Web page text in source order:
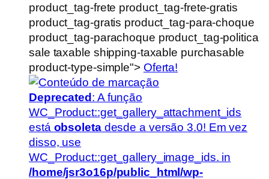
product_tag-frete product_tag-frete-gratis
product_tag-gratis product_tag-para-choque
product_tag-parachoque product_tag-politica
sale taxable shipping-taxable purchasable
product-type-simple"> Oferta!
Deprecated: A função
WC_Product::get_gallery_attachment_ids
está obsoletadesde a versão 3.0! Em vez
disso, use
WC_Product::get_gallery_image_ids. in
/home/jsr3o16p/public_html/wp-